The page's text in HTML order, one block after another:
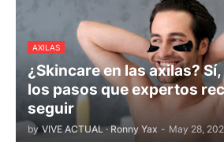
AXILAS
¿Skincare en las axilas?
los pasos que expertos
seguir
by VIVE ACTUAL · Ronny Yax - May 28,